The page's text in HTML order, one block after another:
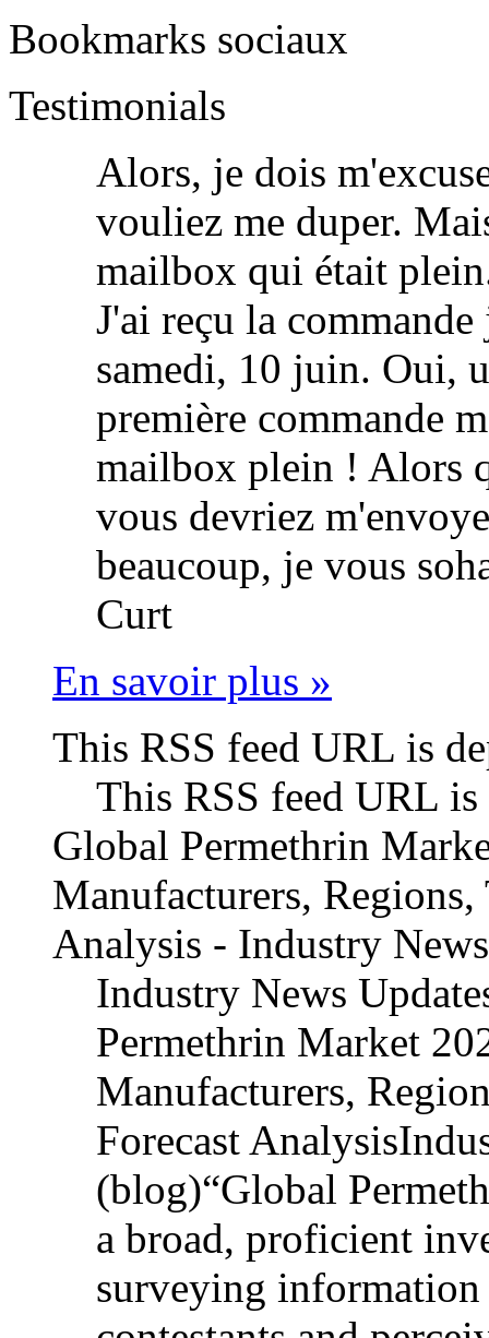
Bookmarks sociaux
Testimonials
Alors, je dois
vouliez me duper.
mailbox qui était
J'ai reçu la
samedi, 10 juin. Oui,
première commande
mailbox plein ! Alors
vous devriez
beaucoup, je vous
Curt
En savoir plus »
This RSS feed URL is
This RSS feed URL is
Global Permethrin
Manufacturers,
Analysis - Industry
Industry News
Permethrin Market
Manufacturers,
Forecast
(blog)“Global
a broad, proficient
surveying